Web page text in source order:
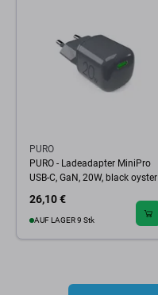
PURO
PURO - Ladeadapter MiniPro
USB-C, GaN, 20W, black oyster
26,10 €
AUF LAGER 9 Stk